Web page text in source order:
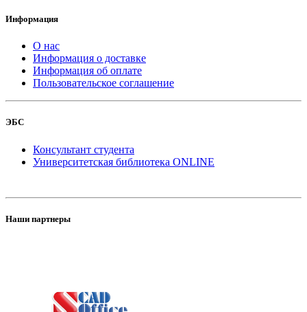
Информация
О нас
Информация о доставке
Информация об оплате
Пользовательское соглашение
ЭБС
Консультант студента
Университетская библиотека ONLINE
Наши партнеры